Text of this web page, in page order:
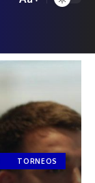
TORNEOS